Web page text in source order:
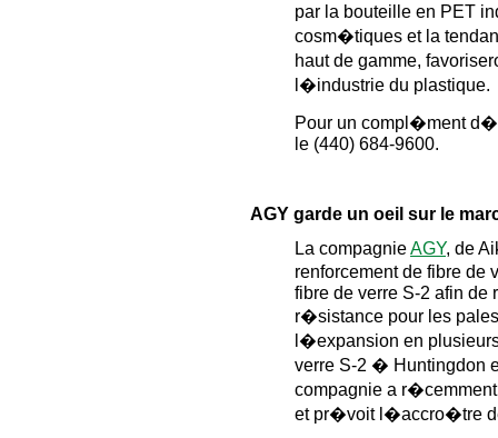
par la bouteille en PET
cosm�tiques et la
haut de gamme,
l�industrie du
Pour un compl�ment
le (440) 684-9600.
AGY garde un oeil sur le
La compagnieAGY, de
renforcement de fibre
fibre de verre S-2 afin de
r�sistance pour les
l�expansion en
verre S-2 � Huntingdon
compagnie a
et pr�voit l�accro�tre